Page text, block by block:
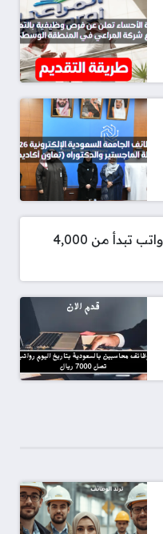
وظائف حراسات امنية ابها برواتب تبدأ من 4,000